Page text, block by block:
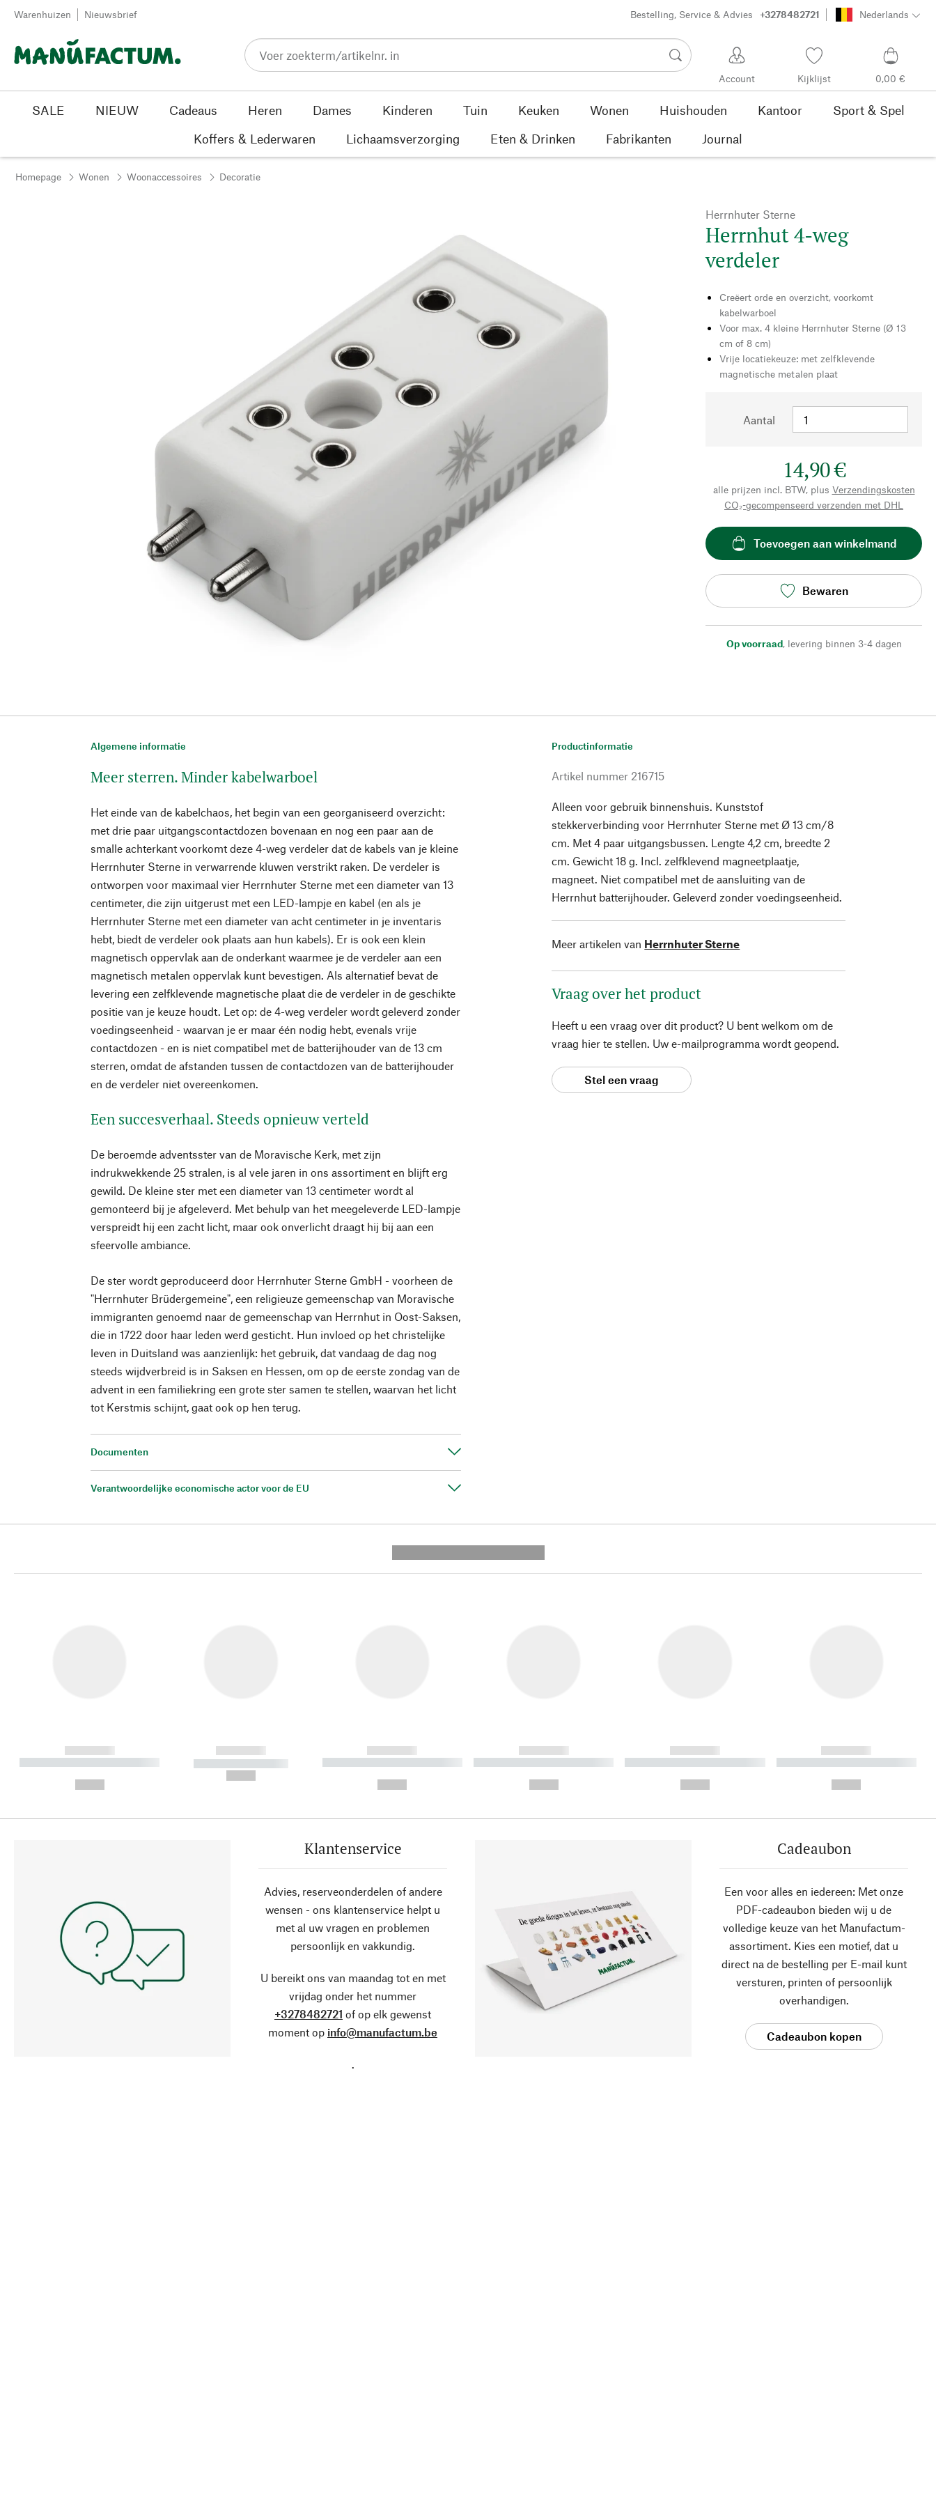
Passer au contenu
Warenhuizen Nieuwsbrief Bestelling, Service & Advies +3278482721 Nederlands
Account Kijklijst 0,00 €
SALE NIEUW Cadeaus Heren Dames Kinderen Tuin Keuken Wonen Huishouden Kantoor
Sport & Spel
Koffers & Lederwaren
Lichaamsverzorging Eten & Drinken Fabrikanten Journal
Homepage Wonen Woonaccessoires Decoratie
Herrnhuter Sterne
Herrnhut 4-weg
verdeler
Creëert orde en overzicht, voorkomt
kabelwarboel
Voor max. 4 kleine Herrnhuter Sterne (Ø 13
cm of 8 cm)
Vrije locatiekeuze: met zelfklevende
magnetische metalen plaat
Aantal
14,90 €
alle prijzen incl. BTW, plus Verzendingskosten
CO₂-gecompenseerd verzenden met DHL
Toevoegen aan winkelmand
Bewaren
Op voorraad, levering binnen 3-4 dagen
Algemene informatie
Meer sterren. Minder kabelwarboel
Het einde van de kabelchaos, het begin van een georganiseerd overzicht:
met drie paar uitgangscontactdozen bovenaan en nog een paar aan de
smalle achterkant voorkomt deze 4-weg verdeler dat de kabels van je kleine
Herrnhuter Sterne in verwarrende kluwen verstrikt raken. De verdeler is
ontworpen voor maximaal vier Herrnhuter Sterne met een diameter van 13
centimeter, die zijn uitgerust met een LED-lampje en kabel (en als je
Herrnhuter Sterne met een diameter van acht centimeter in je inventaris
hebt, biedt de verdeler ook plaats aan hun kabels). Er is ook een klein
magnetisch oppervlak aan de onderkant waarmee je de verdeler aan een
magnetisch metalen oppervlak kunt bevestigen. Als alternatief bevat de
levering een zelfklevende magnetische plaat die de verdeler in de geschikte
positie van je keuze houdt. Let op: de 4-weg verdeler wordt geleverd zonder
voedingseenheid - waarvan je er maar één nodig hebt, evenals vrije
contactdozen - en is niet compatibel met de batterijhouder van de 13 cm
sterren, omdat de afstanden tussen de contactdozen van de batterijhouder
en de verdeler niet overeenkomen.
Een succesverhaal. Steeds opnieuw verteld
De beroemde adventsster van de Moravische Kerk, met zijn
indrukwekkende 25 stralen, is al vele jaren in ons assortiment en blijft erg
gewild. De kleine ster met een diameter van 13 centimeter wordt al
gemonteerd bij je afgeleverd. Met behulp van het meegeleverde LED-lampje
verspreidt hij een zacht licht, maar ook onverlicht draagt hij bij aan een
sfeervolle ambiance.
De ster wordt geproduceerd door Herrnhuter Sterne GmbH - voorheen de
"Herrnhuter Brüdergemeine", een religieuze gemeenschap van Moravische
immigranten genoemd naar de gemeenschap van Herrnhut in Oost-Saksen,
die in 1722 door haar leden werd gesticht. Hun invloed op het christelijke
leven in Duitsland was aanzienlijk: het gebruik, dat vandaag de dag nog
steeds wijdverbreid is in Saksen en Hessen, om op de eerste zondag van de
advent in een familiekring een grote ster samen te stellen, waarvan het licht
tot Kerstmis schijnt, gaat ook op hen terug.
Documenten
Verantwoordelijke economische actor voor de EU
Productinformatie
Artikel nummer 216715
Alleen voor gebruik binnenshuis. Kunststof
stekkerverbinding voor Herrnhuter Sterne met Ø 13 cm/8
cm. Met 4 paar uitgangsbussen. Lengte 4,2 cm, breedte 2
cm. Gewicht 18 g. Incl. zelfklevend magneetplaatje,
magneet. Niet compatibel met de aansluiting van de
Herrnhut batterijhouder. Geleverd zonder voedingseenheid.
Meer artikelen van Herrnhuter Sterne
Vraag over het product
Heeft u een vraag over dit product? U bent welkom om de
vraag hier te stellen. Uw e-mailprogramma wordt geopend.
Stel een vraag
------------
----------- ----------- ----------
------------
----------- -----------
------------
----------- ----------- ----------
------------
----------- ----------- ----------
------------
----------- ----------- ----------
------------
----------- ----------- ----------
Klantenservice
Advies, reserveonderdelen of andere
wensen - ons klantenservice helpt u
met al uw vragen en problemen
persoonlijk en vakkundig.
U bereikt ons van maandag tot en met
vrijdag onder het nummer
+3278482721 of op elk gewenst
moment op info@manufactum.be
.
Cadeaubon
Een voor alles en iedereen: Met onze
PDF-cadeaubon bieden wij u de
volledige keuze van het Manufactum-
assortiment. Kies een motief, dat u
direct na de bestelling per E-mail kunt
versturen, printen of persoonlijk
overhandigen.
Cadeaubon kopen